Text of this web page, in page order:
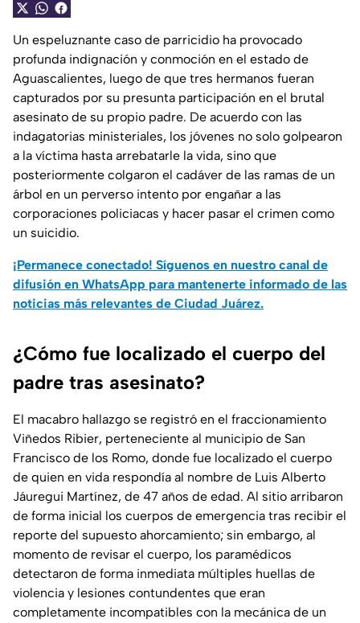
Un espeluznante caso de parricidio ha provocado
profunda indignación y conmoción en el estado de
Aguascalientes, luego de que tres hermanos fueran
capturados por su presunta participación en el brutal
asesinato de su propio padre. De acuerdo con las
indagatorias ministeriales, los jóvenes no solo golpearon
a la víctima hasta arrebatarle la vida, sino que
posteriormente colgaron el cadáver de las ramas de un
árbol en un perverso intento por engañar a las
corporaciones policiacas y hacer pasar el crimen como
un suicidio.
¡Permanece conectado! Síguenos en nuestro canal de
difusión en WhatsApp para mantenerte informado de las
noticias más relevantes de Ciudad Juárez.
¿Cómo fue localizado el cuerpo del
padre tras asesinato?
El macabro hallazgo se registró en el fraccionamiento
Viñedos Ribier, perteneciente al municipio de San
Francisco de los Romo, donde fue localizado el cuerpo
de quien en vida respondía al nombre de Luis Alberto
Jáuregui Martínez, de 47 años de edad. Al sitio arribaron
de forma inicial los cuerpos de emergencia tras recibir el
reporte del supuesto ahorcamiento; sin embargo, al
momento de revisar el cuerpo, los paramédicos
detectaron de forma inmediata múltiples huellas de
violencia y lesiones contundentes que eran
completamente incompatibles con la mecánica de un